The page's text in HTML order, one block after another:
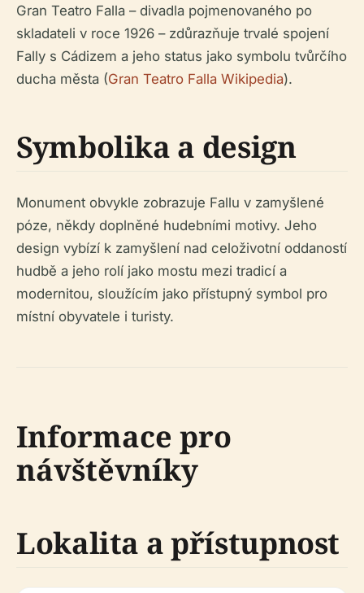
Gran Teatro Falla – divadla pojmenovaného po
skladateli v roce 1926 – zdůrazňuje trvalé spojení
Fally s Cádizem a jeho status jako symbolu tvůrčího
ducha města (Gran Teatro Falla Wikipedia).
Symbolika a design
Monument obvykle zobrazuje Fallu v zamyšlené
póze, někdy doplněné hudebními motivy. Jeho
design vybízí k zamyšlení nad celoživotní oddaností
hudbě a jeho rolí jako mostu mezi tradicí a
modernitou, sloužícím jako přístupný symbol pro
místní obyvatele i turisty.
Informace pro
návštěvníky
Lokalita a přístupnost